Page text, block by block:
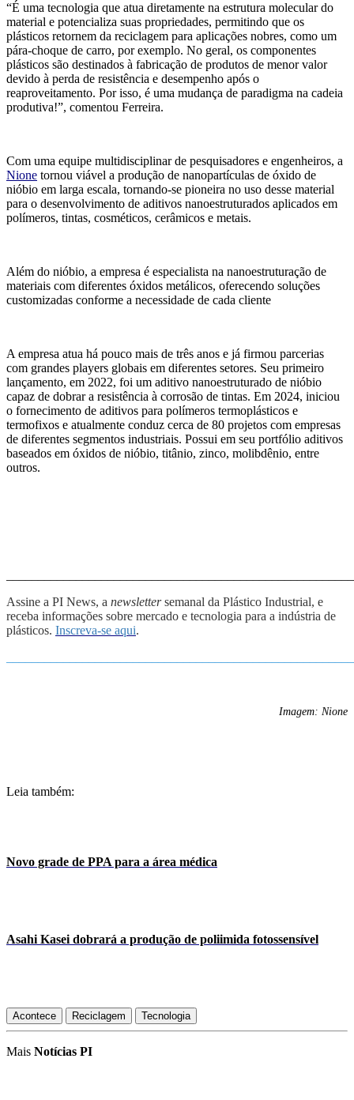
“É uma tecnologia que atua diretamente na estrutura molecular do
material e potencializa suas propriedades, permitindo que os
plásticos retornem da reciclagem para aplicações nobres, como um
pára-choque de carro, por exemplo. No geral, os componentes
plásticos são destinados à fabricação de produtos de menor valor
devido à perda de resistência e desempenho após o
reaproveitamento. Por isso, é uma mudança de paradigma na cadeia
produtiva!”, comentou Ferreira.
Com uma equipe multidisciplinar de pesquisadores e engenheiros, a
Nione tornou viável a produção de nanopartículas de óxido de
nióbio em larga escala, tornando-se pioneira no uso desse material
para o desenvolvimento de aditivos nanoestruturados aplicados em
polímeros, tintas, cosméticos, cerâmicos e metais.
Além do nióbio, a empresa é especialista na nanoestruturação de
materiais com diferentes óxidos metálicos, oferecendo soluções
customizadas conforme a necessidade de cada cliente
A empresa atua há pouco mais de três anos e já firmou parcerias
com grandes players globais em diferentes setores. Seu primeiro
lançamento, em 2022, foi um aditivo nanoestruturado de nióbio
capaz de dobrar a resistência à corrosão de tintas. Em 2024, iniciou
o fornecimento de aditivos para polímeros termoplásticos e
termofixos e atualmente conduz cerca de 80 projetos com empresas
de diferentes segmentos industriais. Possui em seu portfólio aditivos
baseados em óxidos de nióbio, titânio, zinco, molibdênio, entre
outros.
Assine a PI News, a newslettersemanal da Plástico Industrial, e
receba informações sobre mercado e tecnologia para a indústria de
plásticos. Inscreva-se aqui.
Imagem: Nione
Leia também:
Novo grade de PPA para a área médica
Asahi Kasei dobrará a produção de poliimida fotossensível
Acontece Reciclagem Tecnologia
Mais Notícias PI